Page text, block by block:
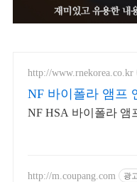
http://www.rnekorea.co.kr
NF 바이폴라 앰프
NF HSA 바이폴라 앰
http://m.coupang.com 광